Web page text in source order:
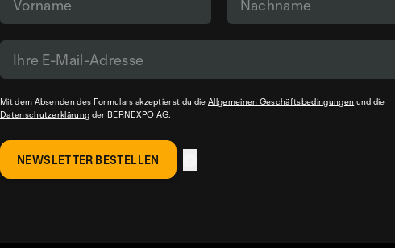
Mit dem Absenden des Formulars akzeptierst du die Allgemeinen Geschäftsbedingungen und die
Datenschutzerklärung der BERNEXPO AG.